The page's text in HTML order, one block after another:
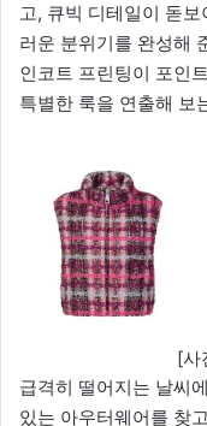
고, 큐빅 디테일이 돋
러운 분위기를 완성해
인코트 프린팅이 포인
특별한 룩을 연출해 보
[사
급격히 떨어지는 날씨
있는 아우터웨어를 찾